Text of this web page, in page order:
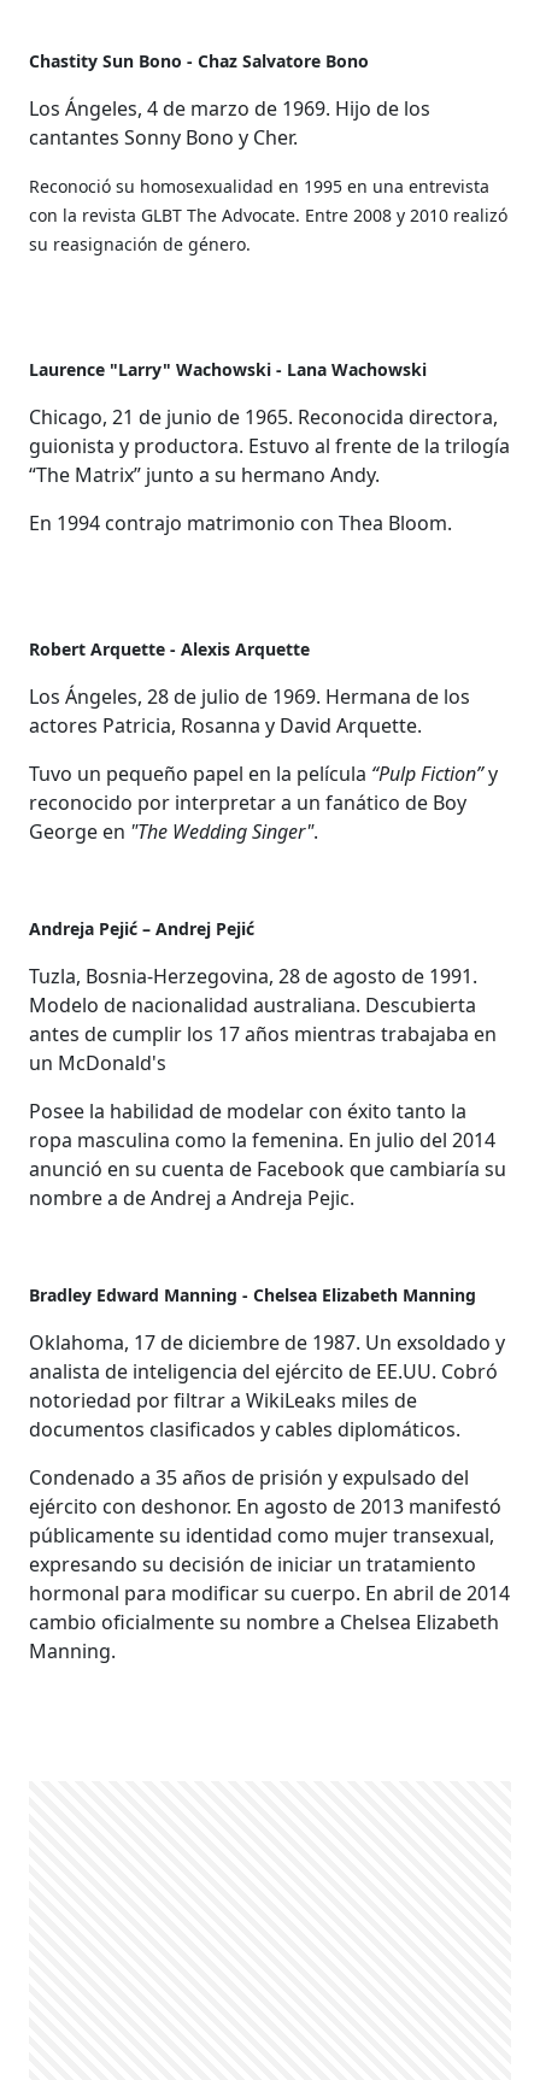
Chastity Sun Bono - Chaz Salvatore Bono
Los Ángeles, 4 de marzo de 1969. Hijo de los
cantantes Sonny Bono y Cher.
Reconoció su homosexualidad en 1995 en una entrevista
con la revista GLBT The Advocate. Entre 2008 y 2010 realizó
su reasignación de género.
Laurence "Larry" Wachowski - Lana Wachowski
Chicago, 21 de junio de 1965. Reconocida directora,
guionista y productora. Estuvo al frente de la trilogía
“The Matrix” junto a su hermano Andy.
En 1994 contrajo matrimonio con Thea Bloom.
Robert Arquette - Alexis Arquette
Los Ángeles, 28 de julio de 1969. Hermana de los
actores Patricia, Rosanna y David Arquette.
Tuvo un pequeño papel en la película “Pulp Fiction”y
reconocido por interpretar a un fanático de Boy
George en "The Wedding Singer".
Andreja Pejić – Andrej Pejić
Tuzla, Bosnia-Herzegovina, 28 de agosto de 1991.
Modelo de nacionalidad australiana. Descubierta
antes de cumplir los 17 años mientras trabajaba en
un McDonald's
Posee la habilidad de modelar con éxito tanto la
ropa masculina como la femenina. En julio del 2014
anunció en su cuenta de Facebook que cambiaría su
nombre a de Andrej a Andreja Pejic.
Bradley Edward Manning - Chelsea Elizabeth Manning
Oklahoma, 17 de diciembre de 1987. Un exsoldado y
analista de inteligencia del ejército de EE.UU. Cobró
notoriedad por filtrar a WikiLeaks miles de
documentos clasificados y cables diplomáticos.
Condenado a 35 años de prisión y expulsado del
ejército con deshonor. En agosto de 2013 manifestó
públicamente su identidad como mujer transexual,
expresando su decisión de iniciar un tratamiento
hormonal para modificar su cuerpo. En abril de 2014
cambio oficialmente su nombre a Chelsea Elizabeth
Manning.